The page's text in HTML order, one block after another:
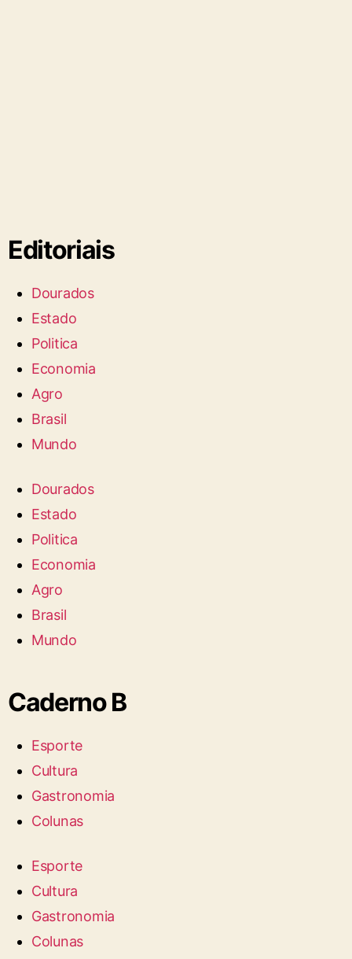
Editoriais
Dourados
Estado
Politica
Economia
Agro
Brasil
Mundo
Dourados
Estado
Politica
Economia
Agro
Brasil
Mundo
Caderno B
Esporte
Cultura
Gastronomia
Colunas
Esporte
Cultura
Gastronomia
Colunas